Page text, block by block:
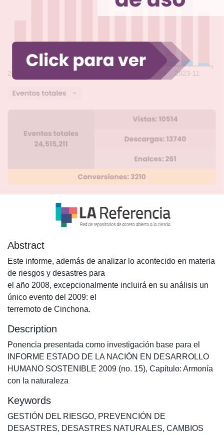
Abstract
Este informe, además de analizar lo acontecido en materia
de riesgos y desastres para
el año 2008, excepcionalmente incluirá en su análisis un
único evento del 2009: el
terremoto de Cinchona.
Description
Ponencia presentada como investigación base para el
INFORME ESTADO DE LA NACIÓN EN DESARROLLO
HUMANO SOSTENIBLE 2009 (no. 15), Capítulo: Armonía
con la naturaleza
Keywords
GESTIÓN DEL RIESGO, PREVENCIÓN DE
DESASTRES, DESASTRES NATURALES, CAMBIOS